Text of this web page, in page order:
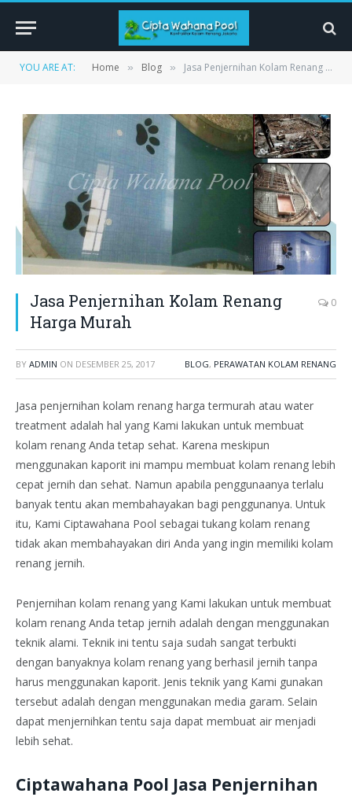
YOU ARE AT: Home » Blog » Jasa Penjernihan Kolam Renang Harga Murah
Jasa Penjernihan Kolam Renang
Harga Murah
0
BY ADMIN ON DESEMBER 25, 2017 BLOG, PERAWATAN KOLAM RENANG
Jasa penjernihan kolam renang harga termurah atau water
treatment adalah hal yang Kami lakukan untuk membuat
kolam renang Anda tetap sehat. Karena meskipun
menggunakan kaporit ini mampu membuat kolam renang lebih
cepat jernih dan sehat. Namun apabila penggunaanya terlalu
banyak tentu akan membahayakan bagi penggunanya. Untuk
itu, Kami Ciptawahana Pool sebagai tukang kolam renang
tidak akan membahayakan diri Anda yang ingin memiliki kolam
renang jernih.
Penjernihan kolam renang yang Kami lakukan untuk membuat
kolam renang Anda tetap jernih adalah dengan menggunakan
teknik alami. Teknik ini tentu saja sudah sangat terbukti
dengan banyaknya kolam renang yang berhasil jernih tanpa
harus menggunakan kaporit. Jenis teknik yang Kami gunakan
tersebut adalah dengan menggunakan media garam. Selain
dapat menjernihkan tentu saja dapat membuat air menjadi
lebih sehat.
Ciptawahana Pool Jasa Penjernihan